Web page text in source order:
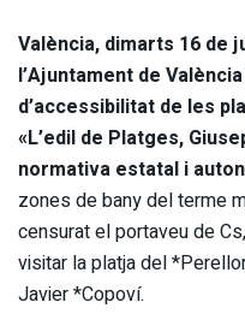
València, dimarts 16 de
l’Ajuntament de
d’accessibilitat de les
«L’edil de Platges,
normativa estatal i
zones de bany del terme
censurat el portaveu de
visitar la platja del
Javier *Copoví.